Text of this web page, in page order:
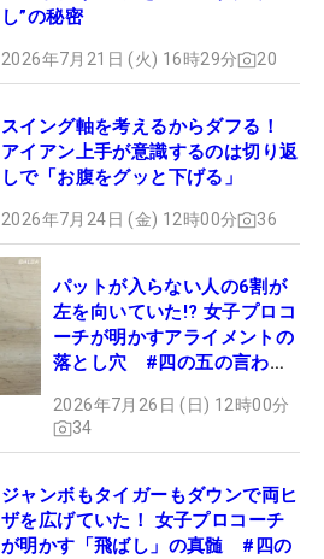
し”の秘密
2026年7月21日 (火) 16時29分 20
スイング軸を考えるからダフる！
アイアン上手が意識するのは切り返
しで「お腹をグッと下げる」
2026年7月24日 (金) 12時00分 36
パットが入らない人の6割が
左を向いていた!? 女子プロコ
ーチが明かすアライメントの
落とし穴 #四の五の言わず
2026年7月26日 (日) 12時00分
34
ジャンボもタイガーもダウンで両ヒ
ザを広げていた！ 女子プロコーチ
が明かす「飛ばし」の真髄 #四の